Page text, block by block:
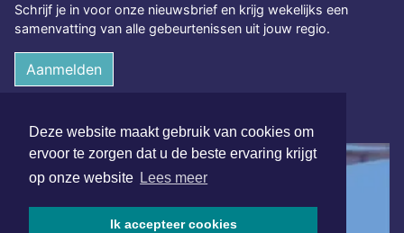
Deze website maakt gebruik van cookies om
ervoor te zorgen dat u de beste ervaring krijgt
op onze website Lees meer
Ik accepteer cookies
Schrijf je in voor onze nieuwsbrief en krijg wekelijks een
samenvatting van alle gebeurtenissen uit jouw regio.
Aanmelden